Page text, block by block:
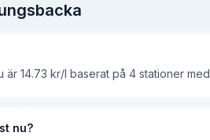
är 14.73 kr/l baserat på 4 stationer
nu?